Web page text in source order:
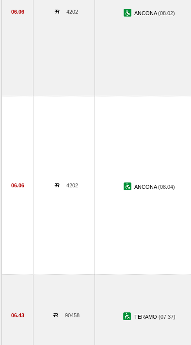
06.06 4202 ANCONA(08.02)
06.06 4202 ANCONA(08.04)
06.43 90458 TERAMO (07.37)